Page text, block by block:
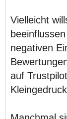
Vielleicht
negativen
auf